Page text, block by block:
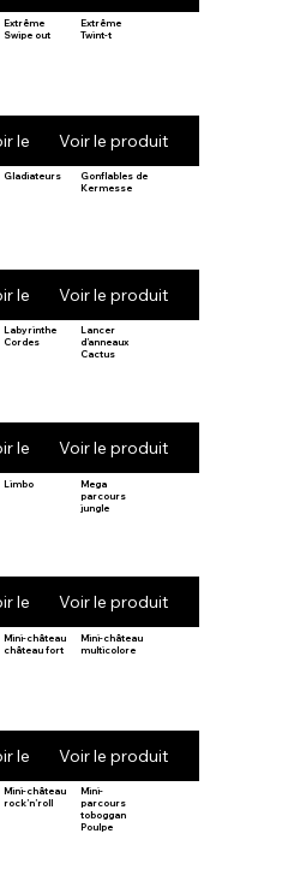
Extrême
Swipe out
le produit
Extrême
Twint-t
Voir le produit
Gladiateurs
le produit
Gonflables de
Kermesse
Voir le produit
Labyrinthe
Cordes
le produit
Lancer
d’anneaux
Cactus
Voir le produit
Limbo
le produit
Mega
parcours
jungle
Voir le produit
Mini-château
château fort
le produit
Mini-château
multicolore
Voir le produit
Mini-château
rock’n’roll
Mini-
parcours
toboggan
Poulpe